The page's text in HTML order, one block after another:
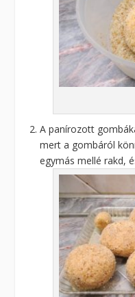
A panírozott
mert a gombáról
egymás mellé rakd,